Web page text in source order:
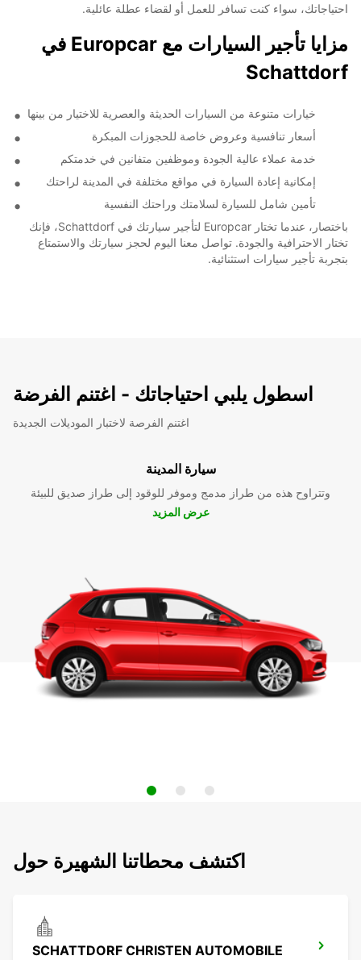
احتياجاتك، سواء كنت تسافر للعمل أو لقضاء عطلة عائلية.
مزايا تأجير السيارات مع Europcar في
Schattdorf
خيارات متنوعة من السيارات الحديثة والعصرية للاختيار من بينها
أسعار تنافسية وعروض خاصة للحجوزات المبكرة
خدمة عملاء عالية الجودة وموظفين متفانين في خدمتكم
إمكانية إعادة السيارة في مواقع مختلفة في المدينة لراحتك
تأمين شامل للسيارة لسلامتك وراحتك النفسية
باختصار، عندما تختار Europcar لتأجير سيارتك في Schattdorf، فإنك
تختار الاحترافية والجودة. تواصل معنا اليوم لحجز سيارتك والاستمتاع
بتجربة تأجير سيارات استثنائية.
اسطول يلبي احتياجاتك - اغتنم الفرضة
اغتنم الفرصة لاختبار الموديلات الجديدة
سيارة المدينة
وتتراوح هذه من طراز مدمج وموفر للوقود إلى طراز صديق للبيئة
عرض المزيد
اكتشف محطاتنا الشهيرة حول
SCHATTDORF CHRISTEN AUTOMOBILE